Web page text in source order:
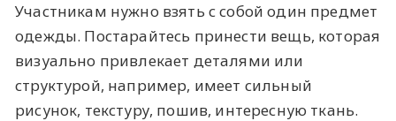
Участникам нужно взять с собой один предмет
одежды. Постарайтесь принести вещь, которая
визуально привлекает деталями или
структурой, например, имеет сильный
рисунок, текстуру, пошив, интересную ткань.